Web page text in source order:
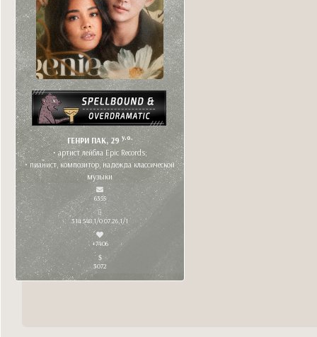
ГЕНРИ ПАК, 29y.o.
• артист лейбла Epic Records;
• пианист, композитор, надежда классической
музыки
6355
314 548,1/0 07.26,1/1
+7406
3072